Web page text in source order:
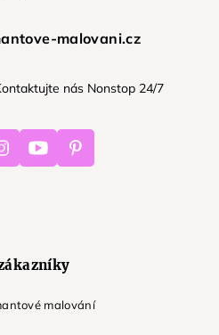
malovani.cz
nás Nonstop 24/7
InstagramYoutube Pinterest
malování